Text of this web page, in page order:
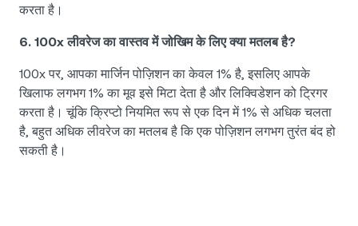
करता है।
6. 100x लीवरेज का वास्तव में जोखिम के लिए क्या मतलब है?
100x पर, आपका मार्जिन पोज़िशन का केवल 1% है, इसलिए आपके
खिलाफ लगभग 1% का मूव इसे मिटा देता है और लिक्विडेशन को ट्रिगर
करता है। चूंकि क्रिप्टो नियमित रूप से एक दिन में 1% से अधिक चलता
है, बहुत अधिक लीवरेज का मतलब है कि एक पोज़िशन लगभग तुरंत बंद हो
सकती है।